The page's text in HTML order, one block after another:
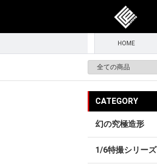
HOME
CATEGORY
幻の究極造形
1/6特撮シリーズ